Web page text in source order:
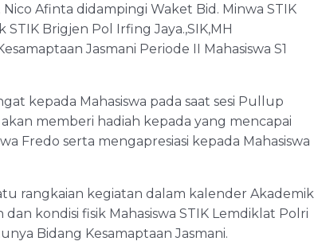
Afinta didampingi Waket Bid. Minwa STIK
Brigjen Pol Irfing Jaya.,SIK,MH
Jasmani Periode II Mahasiswa S1
kepada Mahasiswa pada saat sesi Pullup
memberi hadiah kepada yang mencapai
Fredo serta mengapresiasi kepada Mahasiswa
rangkaian kegiatan dalam kalender Akademik
kondisi fisik Mahasiswa STIK Lemdiklat Polri
Bidang Kesamaptaan Jasmani.